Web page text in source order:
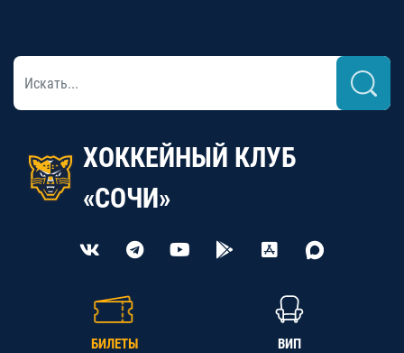
ХОККЕЙНЫЙ КЛУБ
«СОЧИ»
БИЛЕТЫ ВИП